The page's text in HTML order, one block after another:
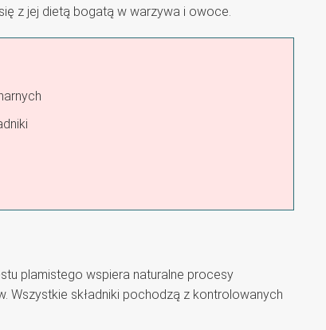
z jej dietą bogatą w warzywa i owoce.
plamistego wspiera naturalne procesy
Wszystkie składniki pochodzą z kontrolowanych